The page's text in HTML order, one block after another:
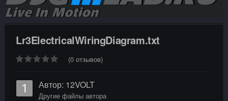
Lr3ElectricalWiringDiagram.txt
(0 отзывов)
Автор: 12VOLT
Другие файлы автора